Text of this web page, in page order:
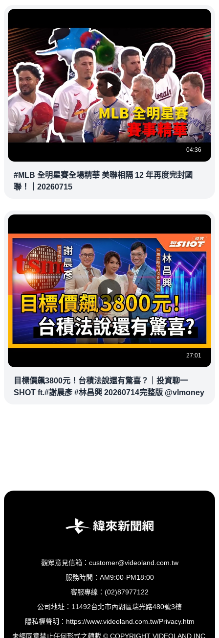
04:36
#MLB 全明星賽全場精華 美聯相隔 12 年再度完封國
聯！｜20260715
27:01
目標價飆3800元！台積法說還有驚喜？｜投資聊一
SHOT ft.#謝晨彥 #林昌興 20260714完整版 @vlmoney
觀眾意見信箱：customer@videoland.com.tw
服務時間：AM9:00-PM18:00
客服專線：(02)87977122
公司地址：11492台北市內湖區瑞光路480號3樓
隱私權聲明： https://www.videoland.com.tw/Privacy.htm
未經同意禁止任何形式之轉載 © COPYRIGHT VIDEOLAND INC.